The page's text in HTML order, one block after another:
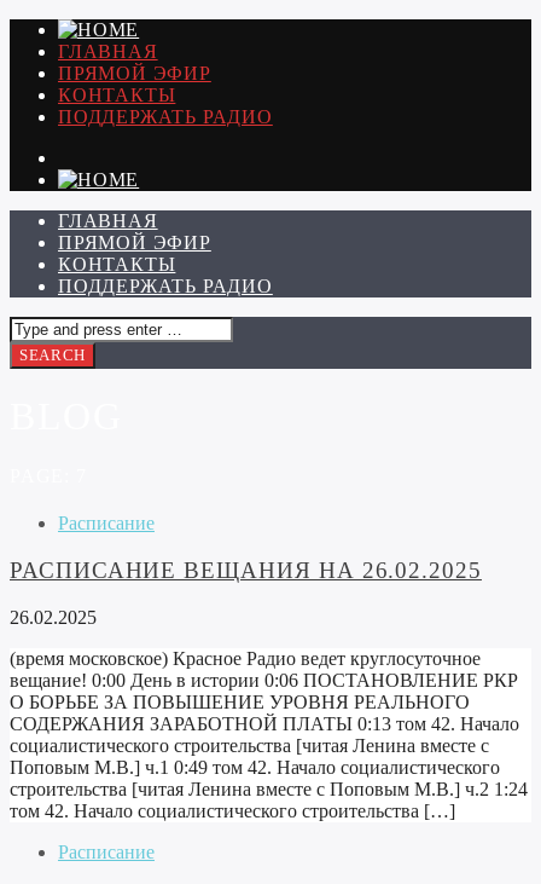
ГЛАВНАЯ
ПРЯМОЙ ЭФИР
КОНТАКТЫ
ПОДДЕРЖАТЬ РАДИО
ГЛАВНАЯ
ПРЯМОЙ ЭФИР
КОНТАКТЫ
ПОДДЕРЖАТЬ РАДИО
Расписание
РАСПИСАНИЕ ВЕЩАНИЯ НА 26.02.2025
26.02.2025
(время московское) Красное Радио ведет круглосуточное
вещание! 0:00 День в истории 0:06 ПОСТАНОВЛЕНИЕ РКР
О БОРЬБЕ ЗА ПОВЫШЕНИЕ УРОВНЯ РЕАЛЬНОГО
СОДЕРЖАНИЯ ЗАРАБОТНОЙ ПЛАТЫ 0:13 том 42. Начало
социалистического строительства [читая Ленина вместе с
Поповым М.В.] ч.1 0:49 том 42. Начало социалистического
строительства [читая Ленина вместе с Поповым М.В.] ч.2 1:24
том 42. Начало социалистического строительства […]
Расписание